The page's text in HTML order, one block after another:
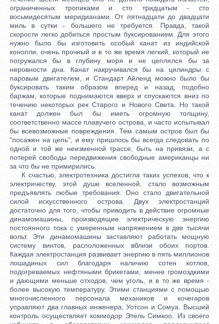
ограниченных тропиками и сто тридцатым - сто
восьмидесятым меридианами. От пятнадцати до двадцати
миль в сутки - большего не требуется. Правда, такой
скорости легко добиться простым буксированием. Для этого
нужно было бы изготовить особый канат из индийской
конопли, очень прочный и в то же время легкий, который не
погружался бы в глубину моря и не цеплялся бы за
неровности дна. Канат накручивался бы на цилиндры с
паровым двигателем, и Стандарт Айленд можно было бы
буксировать таким образом вперед и назад, подобно
баржам, которые поднимаются вверх и спускаются вниз по
течению некоторых рек Старого и Нового Света. Но такой
канат должен был бы иметь огромную толщину,
соответственно массе плавучего острова, и часто испытывал
бы всевозможные повреждения. Тем самым остров был бы
"посажен на цепь", и ему пришлось бы всегда следовать по
одной и той же неизменной трассе, быть на привязи, а с
потерей свободы передвижения свободные американцы ни
за что бы не примирились.
К счастью, электротехника достигла таких успехов, что к
электричеству, этой душе вселенной, стало возможным
предъявлять любые требования. Оно стало двигательной
силой искусственного острова. Двух электростанций
достаточно для того, чтобы приводить в действие огромные
динамомашины, производящие электрическую энергию
постоянного тока с умеренным напряжением в две тысячи
вольт. Эти динамомашины заставляют работать мощную
систему винтов, расположенных вблизи обоих портов.
Каждая электростанция развивает энергию в пять миллионов
лошадиных сил благодаря наличию сотен котлов,
подогреваемых нефтяными брикетами, менее громоздкими
и дающими меньше отходов, чем уголь, и в то же время -
более высокую температуру. Этими станциями с помощью
многочисленного персонала механиков и кочегаров
управляют два главных инженера, Уотсон и Сомуа. Высший
контроль осуществляет коммодор Этель Симкоо. Из своего